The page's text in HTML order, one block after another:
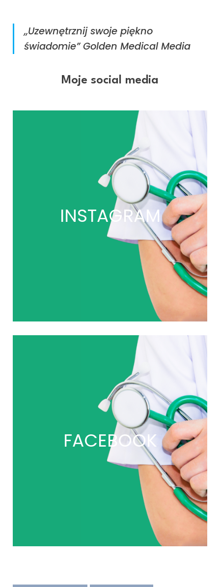
,,Uzewnętrznij swoje piękno
świadomie” Golden Medical Media
Moje social media
INSTAGRAM
FACEBOOK